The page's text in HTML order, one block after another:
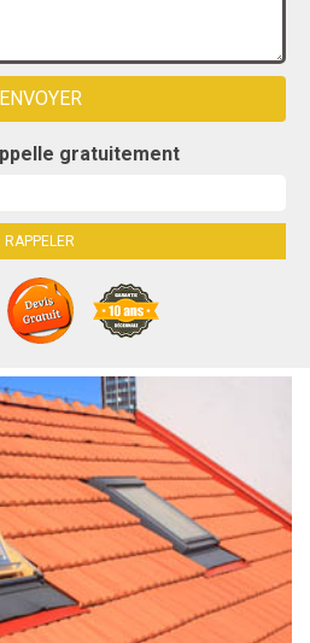
gratuitement